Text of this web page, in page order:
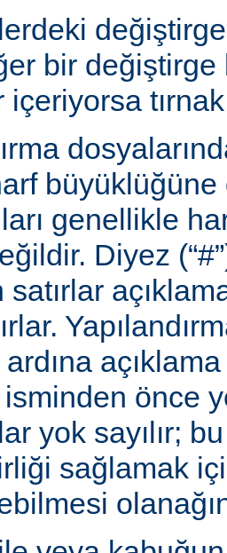
bir
tırnak
büyüklüğüne
genellikle
Diyez
ardına
önce
yok sayılır;
sağlamak